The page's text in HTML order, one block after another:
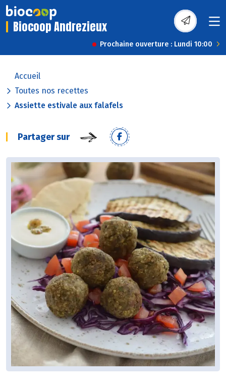
Biocoop Andrezieux
Prochaine ouverture : Lundi 10:00
Accueil
Toutes nos recettes
Assiette estivale aux falafels
Partager sur